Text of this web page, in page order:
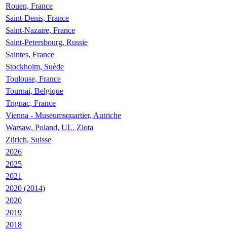
Rouen, France
Saint-Denis, France
Saint-Nazaire, France
Saint-Petersbourg, Russie
Saintes, France
Stockholm, Suède
Toulouse, France
Tournai, Belgique
Trignac, France
Vienna - Museumsquartier, Autriche
Warsaw, Poland, UL. Zlota
Zürich, Suisse
2026
2025
2021
2020 (2014)
2020
2019
2018